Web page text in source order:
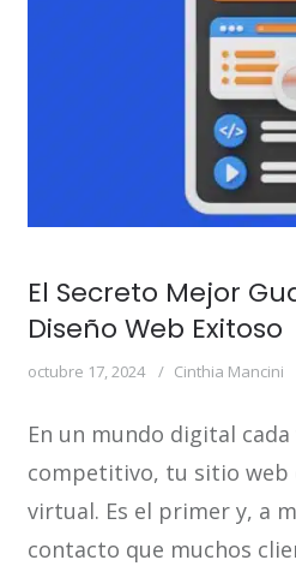
El Secreto Mejor
Diseño Web Exitoso
octubre 17, 2024 Cinthia Mancini
En un mundo digital cada
competitivo, tu sitio web
virtual. Es el primer y, a
contacto que muchos